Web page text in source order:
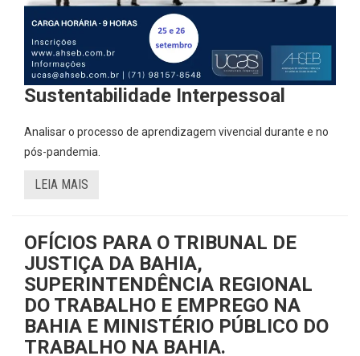
Sustentabilidade Interpessoal
Analisar o processo de aprendizagem vivencial durante e no
pós-pandemia.
LEIA MAIS
OFÍCIOS PARA O TRIBUNAL DE
JUSTIÇA DA BAHIA,
SUPERINTENDÊNCIA REGIONAL
DO TRABALHO E EMPREGO NA
BAHIA E MINISTÉRIO PÚBLICO DO
TRABALHO NA BAHIA.